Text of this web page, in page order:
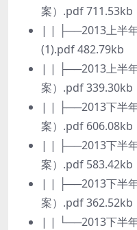
案）.pdf 711.53kb
| | ├──2013上半年
(1).pdf 482.79kb
| | ├──2013上半
案）.pdf 339.30kb
| | ├──2013下半
案）.pdf 606.08kb
| | ├──2013下半
案）.pdf 583.42kb
| | ├──2013下半
案）.pdf 362.52kb
| | └──2013下半